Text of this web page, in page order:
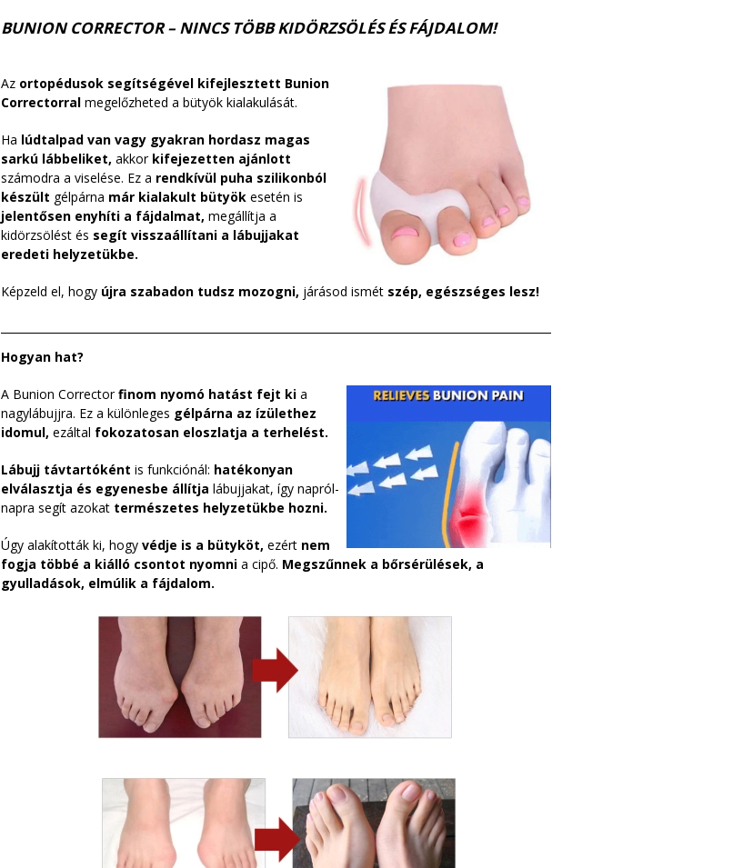
BUNION CORRECTOR – NINCS TÖBB KIDÖRZSÖLÉS ÉS FÁJDALOM!
Az ortopédusok segítségével kifejlesztett Bunion
Correctorral megelőzheted a bütyök kialakulását.
Ha lúdtalpad van vagy gyakran hordasz magas
sarkú lábbeliket, akkor kifejezetten ajánlott
számodra a viselése. Ez a rendkívül puha szilikonból
készült gélpárna már kialakult bütyök esetén is
jelentősen enyhíti a fájdalmat, megállítja a
kidörzsölést és segít visszaállítani a lábujjakat
eredeti helyzetükbe.
Képzeld el, hogy újra szabadon tudsz mozogni, járásod ismét szép, egészséges lesz!
Hogyan hat?
A Bunion Correctorfinom nyomó hatást fejt ki a
nagylábujjra. Ez a különleges gélpárna az ízülethez
idomul, ezáltal fokozatosan eloszlatja a terhelést.
Lábujj távtartóként is funkciónál: hatékonyan
elválasztja és egyenesbe állítja lábujjakat, így napról-
napra segít azokat természetes helyzetükbe hozni.
Úgy alakították ki, hogy védje is a bütyköt, ezért nem
fogja többé a kiálló csontot nyomni a cipő. Megszűnnek a bőrsérülések, a
gyulladások, elmúlik a fájdalom.